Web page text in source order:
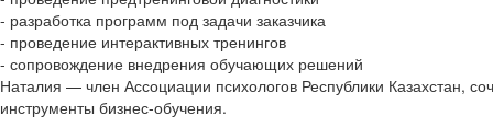
- разработка программ под задачи заказчика
- проведение интерактивных тренингов
- сопровождение внедрения обучающих решений
Наталия — член Ассоциации психологов Республики Казахстан,
инструменты бизнес-обучения.